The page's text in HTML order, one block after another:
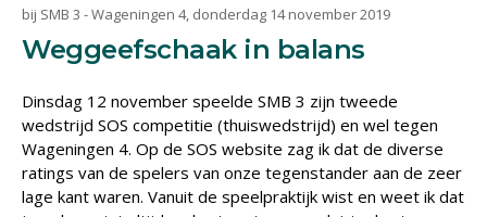
bij SMB 3 - Wageningen 4, donderdag 14 november 2019
Weggeefschaak in balans
Dinsdag 12 november speelde SMB 3 zijn tweede
wedstrijd SOS competitie (thuiswedstrijd) en wel tegen
Wageningen 4. Op de SOS website zag ik dat de diverse
ratings van de spelers van onze tegenstander aan de zeer
lage kant waren. Vanuit de speelpraktijk wist en weet ik dat